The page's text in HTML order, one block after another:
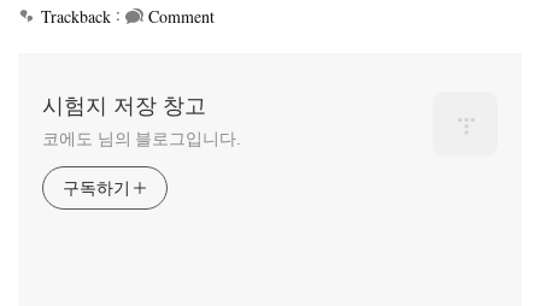
Trackback : Comment
시험지 저장 창고
코에도 님의 블로그입니다.
구독하기